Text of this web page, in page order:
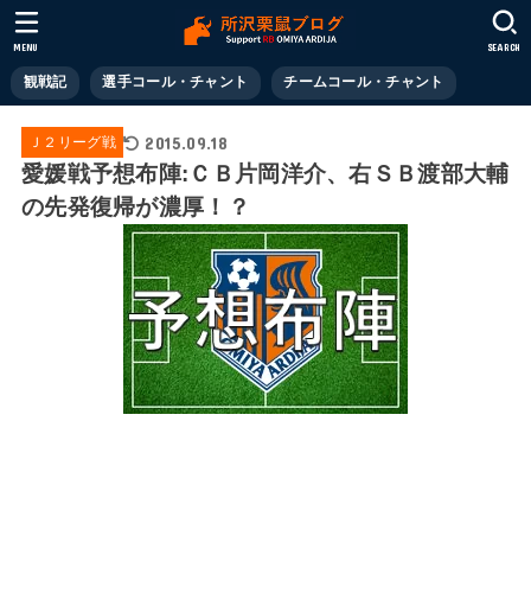
観戦記 選手コール・チャント チームコール・チャント
SEARCH
MENU
Ｊ２リーグ戦 2015.09.18
愛媛戦予想布陣:ＣＢ片岡洋介、右ＳＢ渡部大輔
の先発復帰が濃厚！？